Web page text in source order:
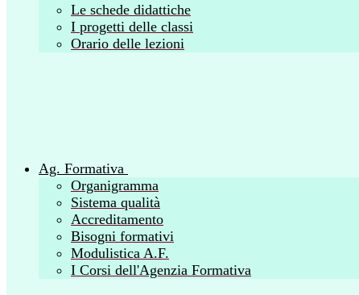
Le schede didattiche
I progetti delle classi
Orario delle lezioni
Ag. Formativa
Organigramma
Sistema qualità
Accreditamento
Bisogni formativi
Modulistica A.F.
I Corsi dell'Agenzia Formativa